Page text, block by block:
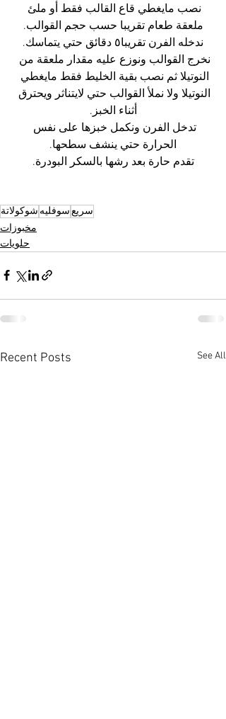
نصب مايغطي قاع القالب فقط أو ملئ
ملعقة طعام تقريبا حسب حجم القوالب.
ندخله الفرن تقريبا٥ دقائق حتي يتماسك.
نخرج القوالب ونوزع عليه مقدار ملعقة من
النوتيلا ثم نصب بقية الخليط فقط مايغطي
النوتيلا ولا نملأ القوالب حتي لايتناثر ويحترق
أثناء الخبز.
تدخل الفرن ونكمل خبزها على نفس
الحرارة حتي ينشف سطحها.
تقدم حارة بعد رشها بالسكر البودرة.
شوكولاتة سوفليهسريع
مخبوزات
حلويات
Recent Posts See All